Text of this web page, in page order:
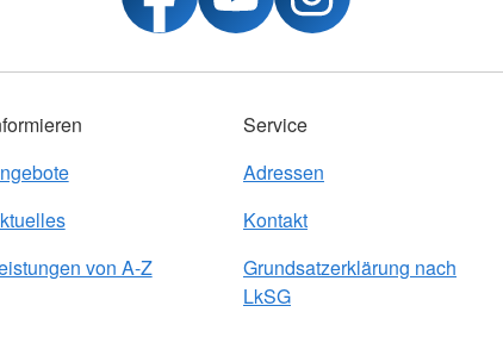
von A-Z
Service
Adressen
Kontakt
Grundsatzerklärung nach
LkSG